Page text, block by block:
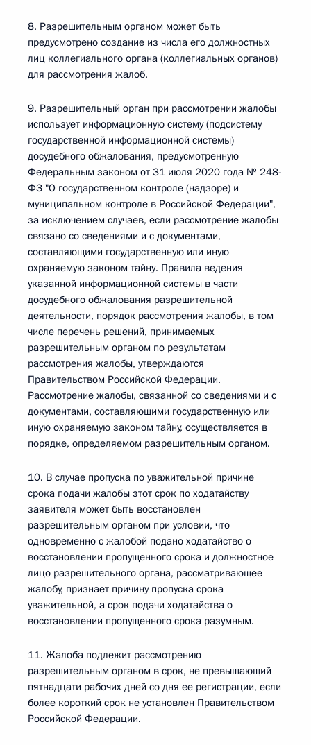
8. Разрешительным органом может быть
предусмотрено создание из числа его должностных
лиц коллегиального органа (коллегиальных органов)
для рассмотрения жалоб.
9. Разрешительный орган при рассмотрении жалобы
использует информационную систему (подсистему
государственной информационной системы)
досудебного обжалования, предусмотренную
Федеральным законом от 31 июля 2020 года № 248-
ФЗ "О государственном контроле (надзоре) и
муниципальном контроле в Российской Федерации",
за исключением случаев, если рассмотрение жалобы
связано со сведениями и с документами,
составляющими государственную или иную
охраняемую законом тайну. Правила ведения
указанной информационной системы в части
досудебного обжалования разрешительной
деятельности, порядок рассмотрения жалобы, в том
числе перечень решений, принимаемых
разрешительным органом по результатам
рассмотрения жалобы, утверждаются
Правительством Российской Федерации.
Рассмотрение жалобы, связанной со сведениями и с
документами, составляющими государственную или
иную охраняемую законом тайну, осуществляется в
порядке, определяемом разрешительным органом.
10. В случае пропуска по уважительной причине
срока подачи жалобы этот срок по ходатайству
заявителя может быть восстановлен
разрешительным органом при условии, что
одновременно с жалобой подано ходатайство о
восстановлении пропущенного срока и должностное
лицо разрешительного органа, рассматривающее
жалобу, признает причину пропуска срока
уважительной, а срок подачи ходатайства о
восстановлении пропущенного срока разумным.
11. Жалоба подлежит рассмотрению
разрешительным органом в срок, не превышающий
пятнадцати рабочих дней со дня ее регистрации, если
более короткий срок не установлен Правительством
Российской Федерации.